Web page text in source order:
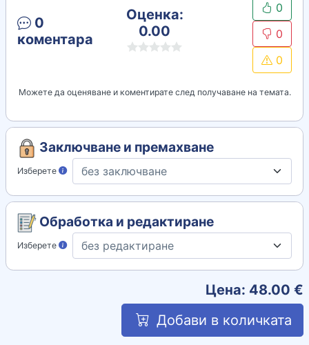
0
коментара
Оценка:
0.00
0
0
0
Можете да оценяване и коментирате след получаване на темата.
Заключване и премахване
Изберете
Обработка и редактиране
Изберете
Цена: 48.00 €
Добави в количката